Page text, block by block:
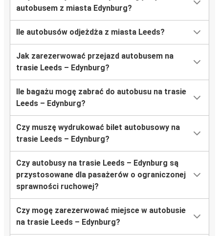
autobusem z miasta Edynburg?
Ile autobusów odjeżdża z miasta Leeds?
Jak zarezerwować przejazd autobusem na
trasie Leeds – Edynburg?
Ile bagażu mogę zabrać do autobusu na trasie
Leeds – Edynburg?
Czy muszę wydrukować bilet autobusowy na
trasie Leeds – Edynburg?
Czy autobusy na trasie Leeds – Edynburg są
przystosowane dla pasażerów o ograniczonej
sprawności ruchowej?
Czy mogę zarezerwować miejsce w autobusie
na trasie Leeds – Edynburg?